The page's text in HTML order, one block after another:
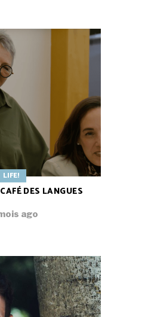
LIFE!
DES LANGUES
ago